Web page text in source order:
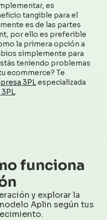
es
tangible para el
es de las partes
por ello es preferible
la primera opción a
simplemente para
teniendo problemas
ecommerce? Te
3PLespecializada
.
funciona
y explorar la
Aplin según tus